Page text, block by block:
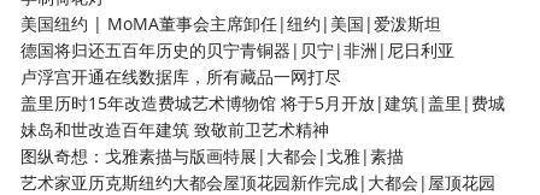
美国纽约 | MoMA董事会主席卸任|纽约|美国|爱泼斯坦
德国将归还五百年历史的贝宁青铜器|贝宁|非洲|尼日利亚
卢浮宫开通在线数据库，所有藏品一网打尽
盖里历时15年改造费城艺术博物馆 将于5月开放|建筑|盖里|费城
妹岛和世改造百年建筑 致敬前卫艺术精神
图纵奇想：戈雅素描与版画特展|大都会|戈雅|素描
艺术家亚历克斯纽约大都会屋顶花园新作完成|大都会|屋顶花园